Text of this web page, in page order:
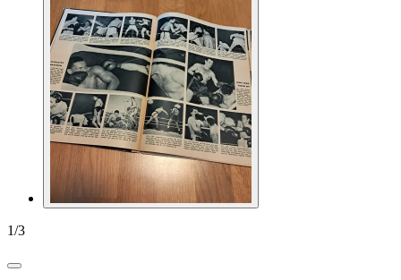
1/3